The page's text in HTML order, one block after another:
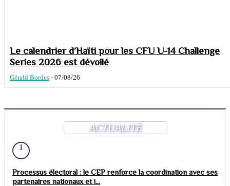
Le calendrier d’Haïti pour les CFU U-14 Challenge
Series 2026 est dévoilé
Gérald Bordes - 07/08/26
ACTUALITÉ
1
Processus électoral : le CEP renforce la coordination avec ses
partenaires nationaux et i...